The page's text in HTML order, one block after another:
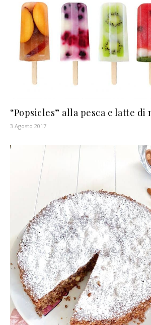
“Popsicles” alla pesca e latte di
3 Agosto 2017